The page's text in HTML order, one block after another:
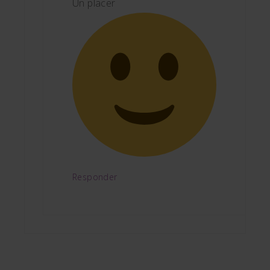
Un placer
Responder